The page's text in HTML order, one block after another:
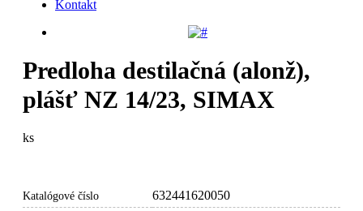
Kontakt
Predloha destilačná (alonž),
plášť NZ 14/23, SIMAX
ks
Katalógové číslo 632441620050